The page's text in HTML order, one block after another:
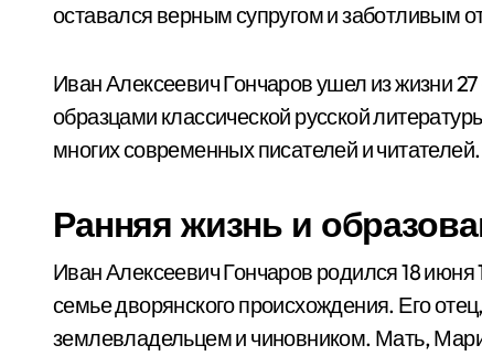
оставался верным супругом и заботливым
Иван Алексеевич Гончаров ушел из жизни
образцами классической русской
многих современных писателей и читателей.
Ранняя жизнь и
Иван Алексеевич Гончаров родился 18 июня
семье дворянского происхождения. Его
землевладельцем и чиновником. Мать,